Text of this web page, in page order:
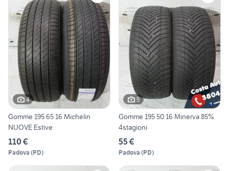
4
Gomme 195 65 16 Michelin
NUOVE Estive
110 €
Padova (PD)
5
Gomme 195 50 16 Minerva 85%
4stagioni
55 €
Padova (PD)